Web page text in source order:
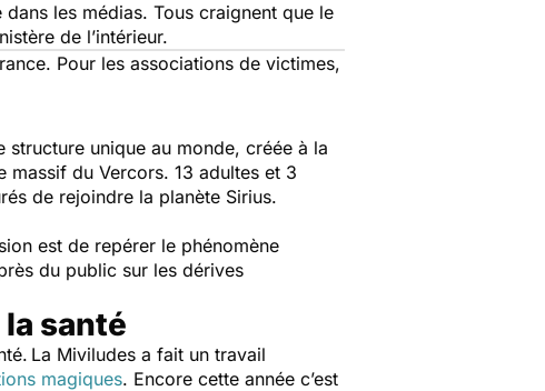
les médias. Tous craignent que le
de l’intérieur.
Pour les associations de victimes,
unique au monde, créée à la
massif du Vercors. 13 adultes et 3
de rejoindre la planète Sirius.
est de repérer le phénomène
du public sur les dérives
santé
La Miviludes a fait un travail
magiques. Encore cette année c’est